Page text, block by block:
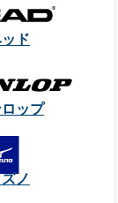
ド
ップ
ノ